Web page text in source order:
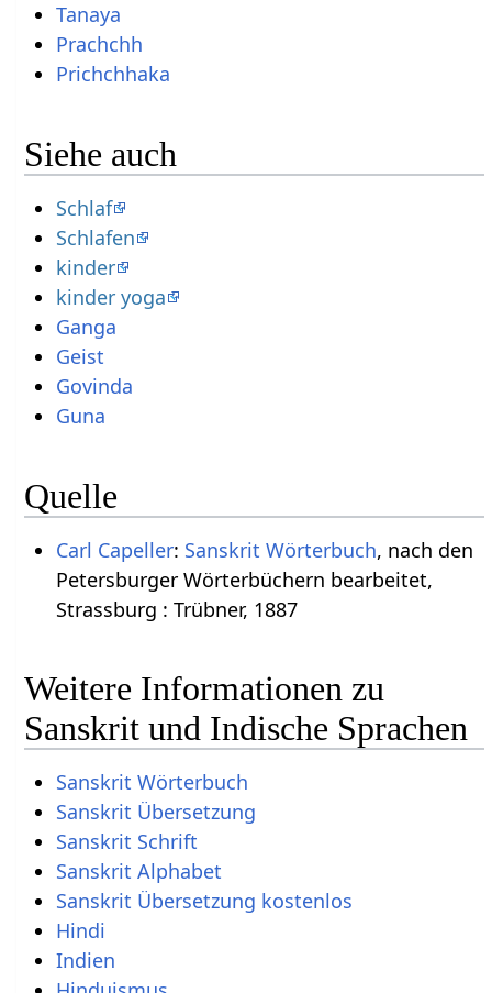
Tanaya
Prachchh
Prichchhaka
Siehe auch
Schlaf
Schlafen
kinder
kinder yoga
Ganga
Geist
Govinda
Guna
Quelle
Carl Capeller: Sanskrit Wörterbuch, nach den
Petersburger Wörterbüchern bearbeitet,
Strassburg : Trübner, 1887
Weitere Informationen zu
Sanskrit und Indische Sprachen
Sanskrit Wörterbuch
Sanskrit Übersetzung
Sanskrit Schrift
Sanskrit Alphabet
Sanskrit Übersetzung kostenlos
Hindi
Indien